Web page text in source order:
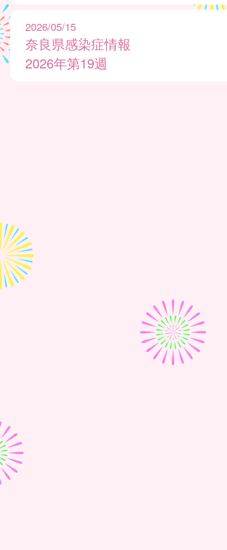
2026/05/15
奈良県感染症情報
2026年第19週